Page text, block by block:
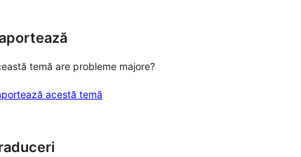
temă are probleme majore?
acestă temă